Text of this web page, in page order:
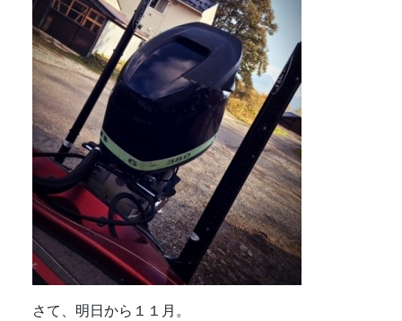
さて、明日から１１月。